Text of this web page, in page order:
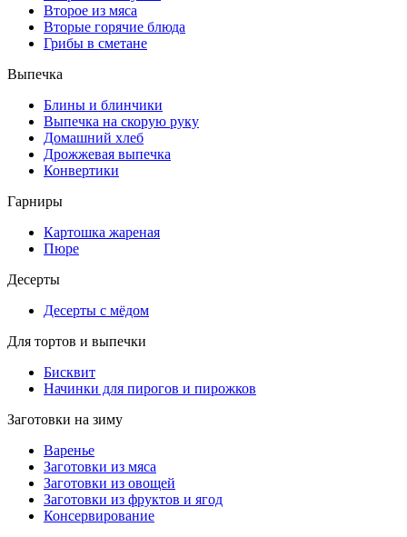
Второе из мяса
Вторые горячие блюда
Грибы в сметане
Выпечка
Блины и блинчики
Выпечка на скорую руку
Домашний хлеб
Дрожжевая выпечка
Конвертики
Гарниры
Картошка жареная
Пюре
Десерты
Десерты с мёдом
Для тортов и выпечки
Бисквит
Начинки для пирогов и пирожков
Заготовки на зиму
Варенье
Заготовки из мяса
Заготовки из овощей
Заготовки из фруктов и ягод
Консервирование